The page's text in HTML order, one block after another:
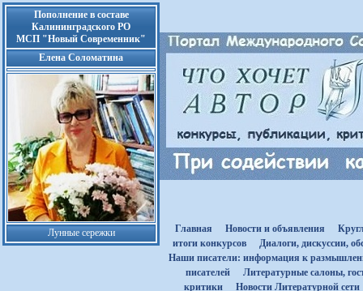
Пополнение в составе
Калининградского РО
МСП "Новый Современник"
Елена Соломатина
Лунные сережки Главная Новости и объявления
итоги конкурсов
Диалоги, дискуссии,
Наши писатели: информация к
писателей
Литературные салоны,
критики
Новости Литературной сети